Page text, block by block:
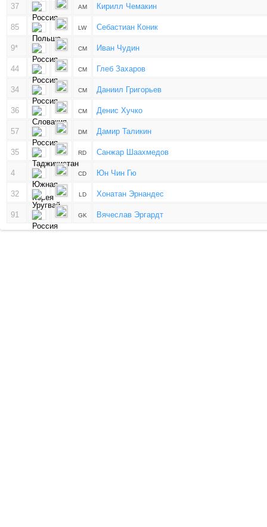
37 AM Кирилл Чемакин
85 LW Себастиан Коник
9* CM Иван Чудин
44 CM Глеб Захаров
34 CM Даниил Григорьев
36 CM Денис Хучко
57 DM Дамир Таликин
35 RD Санжар Шаахмедов
4 CD Юн Чин Гю
32 LD Хонатан Эрнандес
91 GK Вячеслав Эргардт